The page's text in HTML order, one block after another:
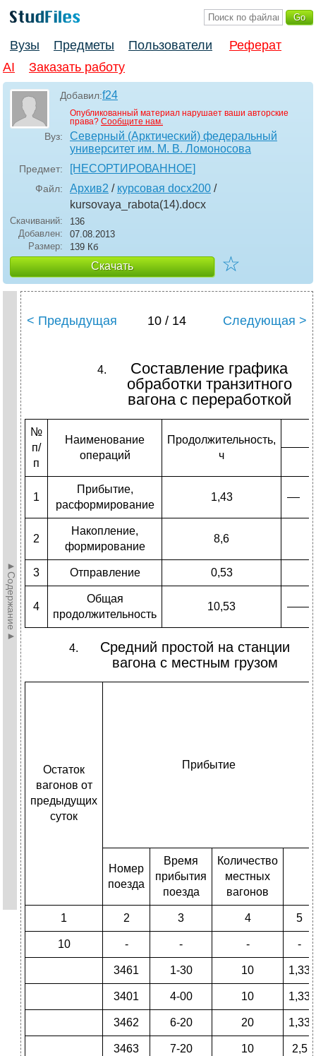
Вузы Предметы Пользователи
Реферат
AI
Заказать работу
Добавил:f24
Опубликованный материал нарушает ваши авторские
права? Сообщите нам.
Вуз:
Северный (Арктический) федеральный
университет им. М. В. Ломоносова
Предмет: [НЕСОРТИРОВАННОЕ]
Файл: Архив2 / курсовая docx200 /
kursovaya_rabota(14).docx
Скачиваний:
136
Добавлен:
07.08.2013
Размер:
139 Кб
Скачать ☆
►Содержание►
< Предыдущая 10 / 14 Следующая >
Составление графика
обработки транзитного
вагона с переработкой
№
п/
п
Наименование
операций
Продолжительность,
ч
1
Прибытие,
расформирование
1,43
2
Накопление,
формирование
8,6
3 Отправление 0,53
4
Общая
продолжительность
10,53
Средний простой на станции
вагона с местным грузом
Остаток
вагонов от
предыдущих
суток
Прибытие
Номер
поезда
Время
прибытия
поезда
Количество
местных
вагонов
1 2 3 4 5
10 - - - -
3461 1-30 10 1,33
3401 4-00 10 1,33
3462 6-20 20 1,33
3463 7-20 10 2,5